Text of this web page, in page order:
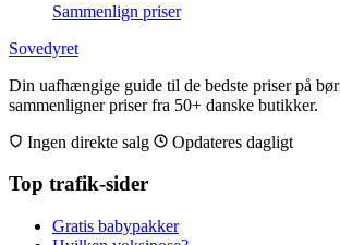
Sammenlign priser
Sovedyret
Din uafhængige guide til de bedste priser på
sammenligner priser fra 50+ danske butikker.
Ingen direkte salg
Opdateres dagligt
Top trafik-sider
Gratis babypakker